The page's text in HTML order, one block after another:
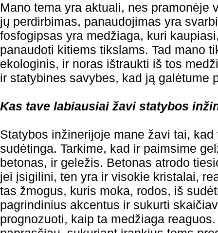
Mano tema yra aktuali, nes pramonėje
jų perdirbimas, panaudojimas yra
fosfogipsas yra medžiaga, kuri
panaudoti kitiems tikslams. Tad mano
ekologinis, ir noras ištraukti iš tos
ir statybines savybes, kad ją galėtume
Kas tave labiausiai žavi statybos
Statybos inžinerijoje mane žavi tai,
sudėtinga. Tarkime, kad ir paimsime
betonas, ir geležis. Betonas atrodo
jei įsigilini, ten yra ir visokie kristalai,
tas žmogus, kuris moka, rodos, iš
pagrindinius akcentus ir sukurti
prognozuoti, kaip ta medžiaga